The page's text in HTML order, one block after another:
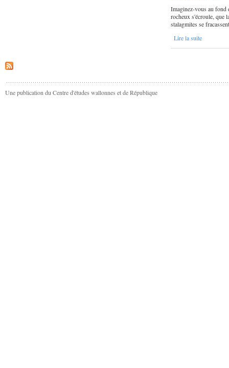
Imaginez-vous au fond
rocheux s'écroule, que
stalagmites se
Lire la suite
Une publication du Centre d'études wallonnes et de République